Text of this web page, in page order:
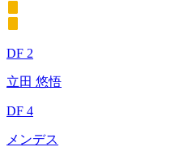
DF 2
立田 悠悟
DF 4
メンデス